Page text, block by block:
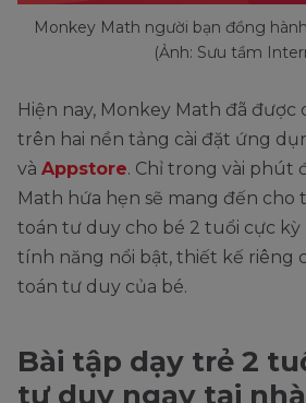
Monkey Math người bạn đồng
(Ảnh: Sưu tầm
Hiện nay, Monkey Math đã được
trên hai nền tảng cài đặt ứng
và Appstore. Chỉ trong vài phút
Math hứa hẹn sẽ mang đến cho
toán tư duy cho bé 2 tuổi cực kỳ
tính năng nổi bật, thiết kế riêng
toán tư duy của bé.
Bài tập dạy trẻ 2
tư duy ngay tại nhà